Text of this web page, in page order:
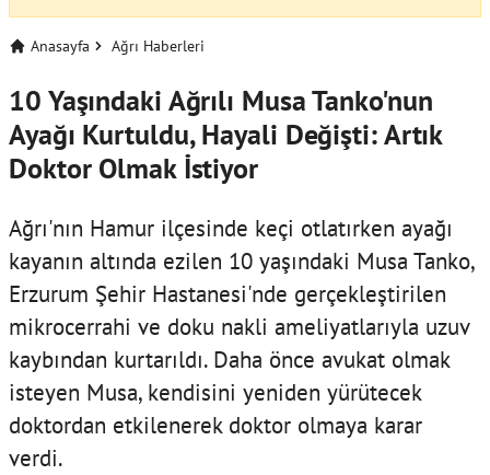
Anasayfa Ağrı Haberleri
10 Yaşındaki Ağrılı Musa Tanko'nun
Ayağı Kurtuldu, Hayali Değişti: Artık
Doktor Olmak İstiyor
Ağrı'nın Hamur ilçesinde keçi otlatırken ayağı
kayanın altında ezilen 10 yaşındaki Musa Tanko,
Erzurum Şehir Hastanesi'nde gerçekleştirilen
mikrocerrahi ve doku nakli ameliyatlarıyla uzuv
kaybından kurtarıldı. Daha önce avukat olmak
isteyen Musa, kendisini yeniden yürütecek
doktordan etkilenerek doktor olmaya karar
verdi.